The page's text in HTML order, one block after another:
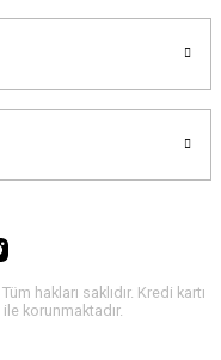
hakları saklıdır. Kredi kartı
korunmaktadır.